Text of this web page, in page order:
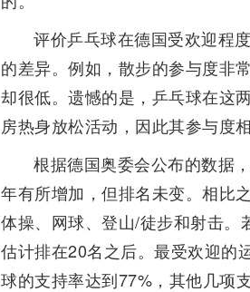
评价乒乓球在德国受欢迎程
的差异。例如，散步的参与度非
却很低。遗憾的是，乒乓球在这
房热身放松活动，因此其参与度
根据德国奥委会公布的数据
年有所增加，但排名未变。相比
体操、网球、登山/徒步和射击。
估计排在20名之后。最受欢迎的
球的支持率达到77%，其他几项